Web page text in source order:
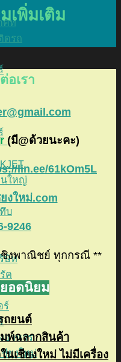
คัท
ดรถ
ใหญ่
บ
ษัท
ค
กระจก
ร์
อาหาร
ชียงใหม่
เพิ่มเติม
อเรา
(มี@ด้วยนะคะ)
lin.ee/61kOm5L
งใหม่.com
9246
ชิงพาณิชย์ ทุกกรณี **
อดนิยม
ถยนต์
พ์ฉลากสินค้า
นเชียงใหม่ ไม่มีเครื่อง